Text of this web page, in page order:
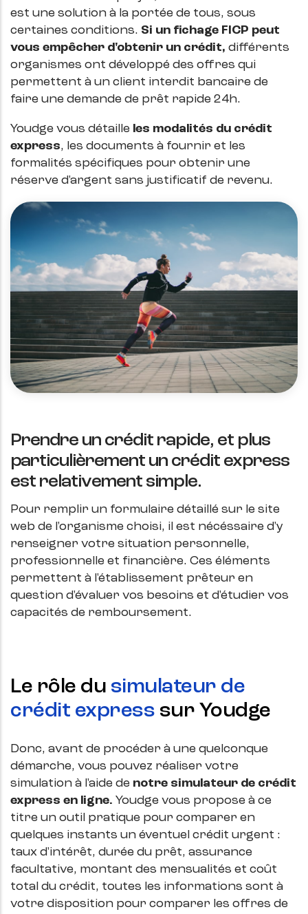
est une solution à la portée de tous, sous
certaines conditions. Si un fichage FICP peut
vous empêcher d'obtenir un crédit, différents
organismes ont développé des offres qui
permettent à un client interdit bancaire de
faire une demande de prêt rapide 24h.
Youdge vous détaille les modalités du crédit
express, les documents à fournir et les
formalités spécifiques pour obtenir une
réserve d'argent sans justificatif de revenu.
Prendre un crédit rapide, et plus
particulièrement un crédit express
est relativement simple.
Pour remplir un formulaire détaillé sur le site
web de l'organisme choisi, il est nécéssaire d'y
renseigner votre situation personnelle,
professionnelle et financière. Ces éléments
permettent à l'établissement prêteur en
question d'évaluer vos besoins et d'étudier vos
capacités de remboursement.
Le rôle du simulateur de
crédit express sur Youdge
Donc, avant de procéder à une quelconque
démarche, vous pouvez réaliser votre
simulation à l'aide de notre simulateur de crédit
express en ligne. Youdge vous propose à ce
titre un outil pratique pour comparer en
quelques instants un éventuel crédit urgent :
taux d'intérêt, durée du prêt, assurance
facultative, montant des mensualités et coût
total du crédit, toutes les informations sont à
votre disposition pour comparer les offres de